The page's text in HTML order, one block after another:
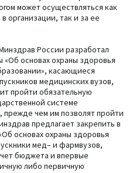
может осуществляться как
организации, так и за ее
России разработал
«Об основах охраны здоровья
касающиеся
медицинских вузов,
пройти обязательную
системе
прежде чем им позволят пройти
предлагает закрепить в
основах охраны здоровья
мед– и фармвузов,
бюджета и впервые
либо первичную